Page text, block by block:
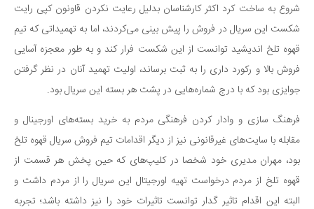
شروع به ساخت کرد اکثر کارشناسان بدلیل رعایت نکردن قاونون کپی رایت
شکست این سریال در فروش را پیش بینی می‌کردند، اما به تهمیداتی که تیم
قهوه تلخ اندیشید توانست از این شکست فرار کند و به طور معجزه آسایی
فروش بالا و رکورد داری را به ثبت برساند، اولیت تهمید آنان در نظر گرفتن
جوایزی بود که با درج شماره‌هایی در پشت هر بسته این سریال بود.
فرهنگ سازی و وادار کردن فرهنگی مردم به خرید بسته‌های اورجینال و
مقابله با سایت‌های غیرقانونی نیز از دیگر اقدامات تیم فروش سریال قهوه تلخ
بود، مهران مدیری خود شخصا در کلیپ‌های که حین پخش هر قسمت از
قهوه تلخ از مردم درخواست تهیه اورجیتال این سریال را از مردم داشت و
البته این اقدام تاثیر گدار توانست تاثیرات خود را نیز داشته باشد؛ تجربه